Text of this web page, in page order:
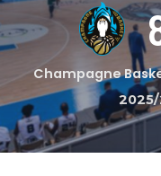
Champagne
2025/